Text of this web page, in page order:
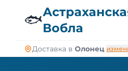
🐟Вобла
Доставка в Олонец